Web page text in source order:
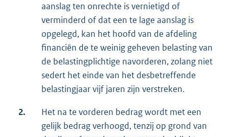
aanslag ten onrechte is vernietigd of
verminderd of dat een te lage aanslag is
opgelegd, kan het hoofd van de afdeling
financiën de te weinig geheven belasting van
de belastingplichtige navorderen, zolang niet
sedert het einde van het desbetreffende
belastingjaar vijf jaren zijn verstreken.
2.
Het na te vorderen bedrag wordt met een
gelijk bedrag verhoogd, tenzij op grond van